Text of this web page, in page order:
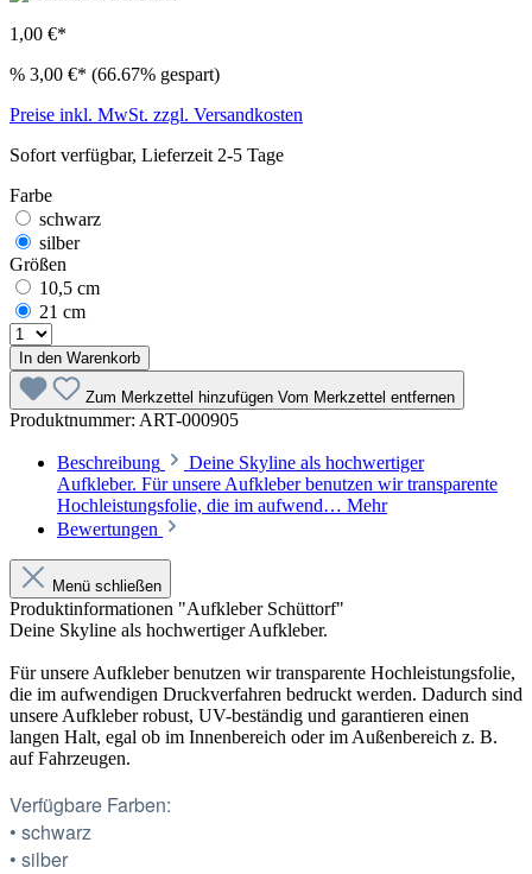
1,00 €*
% 3,00 €* (66.67% gespart)
Preise inkl. MwSt. zzgl. Versandkosten
Sofort verfügbar, Lieferzeit 2-5 Tage
Farbe
schwarz
silber
Größen
10,5 cm
21 cm
In den Warenkorb
Zum Merkzettel hinzufügen Vom Merkzettel entfernen
Produktnummer: ART-000905
Beschreibung
Deine Skyline als hochwertiger
Aufkleber. Für unsere Aufkleber benutzen wir transparente
Hochleistungsfolie, die im aufwend… Mehr
Bewertungen
Menü schließen
Produktinformationen "Aufkleber Schüttorf"
Deine Skyline als hochwertiger Aufkleber.
Für unsere Aufkleber benutzen wir transparente Hochleistungsfolie,
die im aufwendigen Druckverfahren bedruckt werden. Dadurch sind
unsere Aufkleber robust, UV-beständig und garantieren einen
langen Halt, egal ob im Innenbereich oder im Außenbereich z. B.
auf Fahrzeugen.
Verfügbare Farben:
• schwarz
• silber